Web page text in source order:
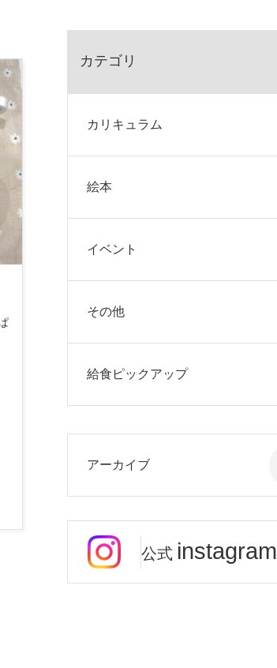
カテゴリ
カリキュラム
絵本
イベント
その他
給食ピックアップ
アーカイブ
公式 instagram